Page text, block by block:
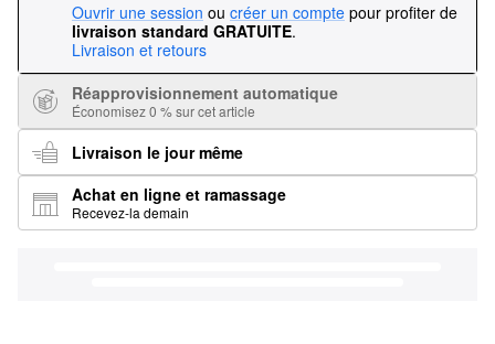
Ouvrir une session ou créer un compte pour profiter de
livraison standard GRATUITE.
Livraison et retours
Réapprovisionnement automatique
Économisez 0 % sur cet article
Livraison le jour même
Achat en ligne et ramassage
Recevez-la demain